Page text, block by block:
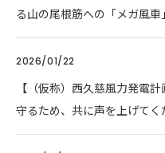
る山の尾根筋への「メガ風
2026/01/22
【（仮称）西久慈風力発電
守るため、共に声を上げてく